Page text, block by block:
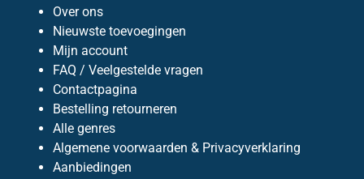
Over ons
Nieuwste toevoegingen
Mijn account
FAQ / Veelgestelde vragen
Contactpagina
Bestelling retourneren
Alle genres
Algemene voorwaarden & Privacyverklaring
Aanbiedingen